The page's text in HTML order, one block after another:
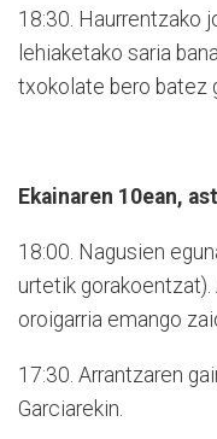
18:30. Haurrentzako
lehiaketako saria
txokolate bero batez
Ekainaren 10ean,
18:00. Nagusien
urtetik gorakoentzat).
oroigarria emango
17:30. Arrantzaren
Garciarekin.